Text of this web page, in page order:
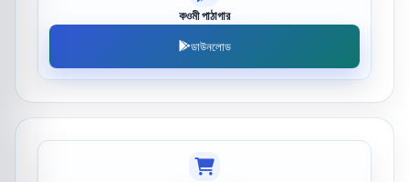
কওমী পাঠাগার
ডাউনলোড